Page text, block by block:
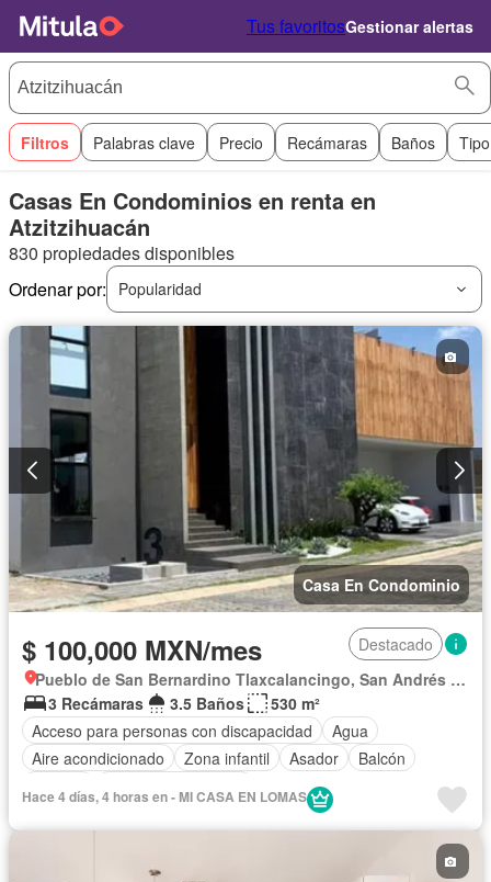
Tus favoritosGestionar alertas
Filtros Palabras clave Precio Recámaras Baños
Casas En Condominios en renta en
Atzitzihuacán
830 propiedades disponibles
Ordenar por:
Popularidad
Casa En Condominio
$ 100,000 MXN/mes
Destacado
Pueblo de San Bernardino Tlaxcalancingo, San Andrés Cholula
3 Recámaras
3.5 Baños
530 m²
Acceso para personas con discapacidad
Agua
Aire acondicionado
Zona infantil Asador
Balcón
Chimenea
Cuarto de Limpieza
Hace 4 días, 4 horas en - MI CASA EN LOMAS